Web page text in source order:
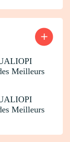
Meilleurs
Meilleurs